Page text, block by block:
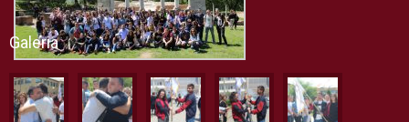
Galeria